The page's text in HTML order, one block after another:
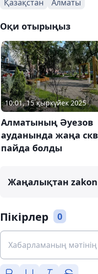
Қазақстан Алматы
Оқи отырыңыз
10:01, 15 қыркүйек 2025
Алматының Әуезов
ауданында жаңа
пайда болды
Жаңалықтан
Пікірлер 0